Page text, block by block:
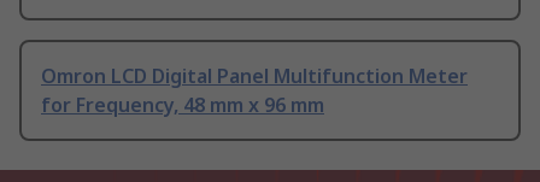
Omron LCD Digital Panel Multifunction Meter
for Frequency, 48 mm x 96 mm